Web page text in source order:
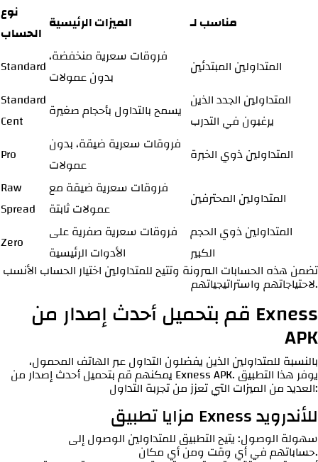
نوع
الحساب الميزات الرئيسية مناسب لـ
Standardفروقات سعرية منخفضة،
بدون عمولات
المتداولين المبتدئين
Standard
Cent
يسمح بالتداول بأحجام صغيرة المتداولين الجدد الذين
يرغبون في التدرب
Pro
فروقات سعرية ضيقة، بدون
عمولات
المتداولين ذوي الخبرة
Raw
Spread
فروقات سعرية ضيقة مع
عمولات ثابتة
المتداولين المحترفين
Zero
فروقات سعرية صفرية على
الأدوات الرئيسية
المتداولين ذوي الحجم
الكبير
تضمن هذه الحسابات المرونة وتتيح للمتداولين اختيار الحساب الأنسب
لاحتياجاتهم واستراتيجياتهم.
قم بتحميل أحدث إصدار من Exness
APK
بالنسبة للمتداولين الذين يفضلون التداول عبر الهاتف المحمول،
يمكنهم قم بتحميل أحدث إصدار من Exness APK. يوفر هذا التطبيق
العديد من الميزات التي تعزز من تجربة التداول:
مزايا تطبيق Exness للأندرويد
سهولة الوصول: يتيح التطبيق للمتداولين الوصول إلى
حساباتهم في أي وقت ومن أي مكان.